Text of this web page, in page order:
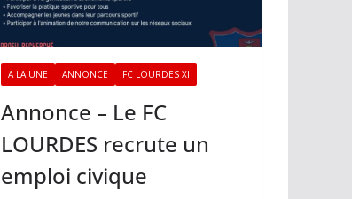
A LA UNE ANNONCE FC LOURDES XI
Annonce – Le FC
LOURDES recrute un
emploi civique